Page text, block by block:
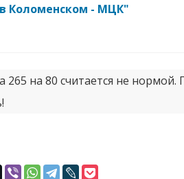
Коломенском - МЦК"
на 80 считается не нормой.